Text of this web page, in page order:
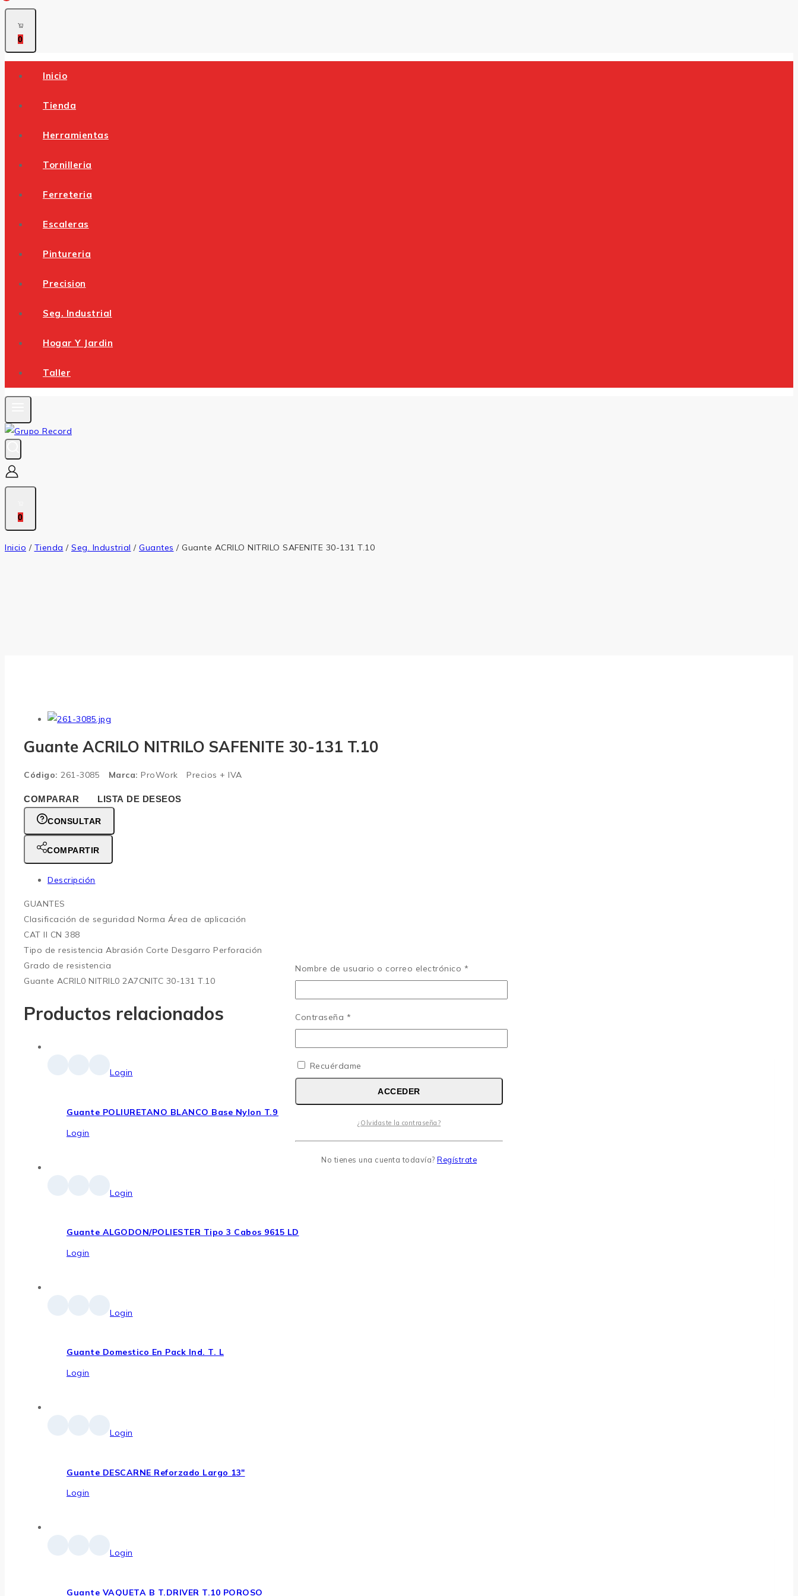
0
Inicio
Tienda
Herramientas
Tornilleria
Ferreteria
Escaleras
Pintureria
Precision
Seg. Industrial
Hogar Y Jardin
Taller
0
Inicio / Tienda / Seg. Industrial / Guantes / Guante ACRILO NITRILO SAFENITE 30-131 T.10
Guante ACRILO NITRILO SAFENITE 30-131 T.10
Código: 261-3085 Marca: ProWork Precios + IVA
COMPARAR LISTA DE DESEOS
CONSULTAR
COMPARTIR
Descripción
GUANTES
Clasificación de seguridad Norma Área de aplicación
CAT II CN 388
Tipo de resistencia Abrasión Corte Desgarro Perforación
Grado de resistencia
Guante ACRIL0 NITRIL0 2A7CNITC 30-131 T.10
Productos relacionados
Login
Guante POLIURETANO BLANCO Base Nylon T.9 261-8010
Login
Login
Guante ALGODON/POLIESTER Tipo 3 Cabos 9615 LD
Login
Login
Guante Domestico En Pack Ind. T. L
Login
Login
Guante DESCARNE Reforzado Largo 13″
Login
Login
Guante VAQUETA B T.DRIVER T.10 POROSO
Nombre de usuario o correo electrónico *
Contraseña *
Recuérdame
ACCEDER
¿Olvidaste la contraseña?
No tienes una cuenta todavía? Regístrate